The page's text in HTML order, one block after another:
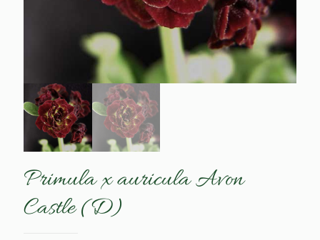
Primula x auricula Avon
Castle (D)